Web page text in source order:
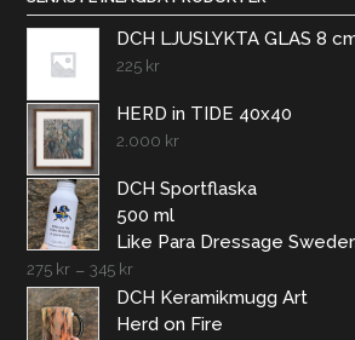
DCH LJUSLYKTA GLAS 8
225 kr
HERD in TIDE 40x40
2.000 kr
DCH Sportflaska
500 ml
Like Para Dressage
275 kr – 345 kr
DCH Keramikmugg Art
Herd on Fire